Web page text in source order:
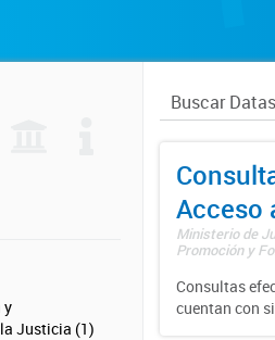
y
Justicia (1)
Acceso
Ministerio de
Promoción y
Consultas
cuentan con